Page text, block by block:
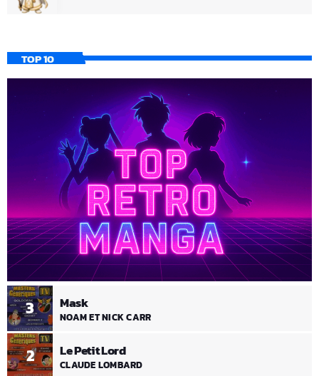
TOP 10
2 Le Petit Lord
CLAUDE LOMBARD
3 Mask
NOAM ET NICK CARR